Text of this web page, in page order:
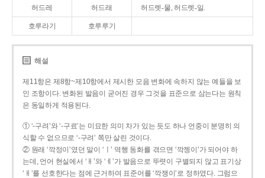
허드레 허드래 허드렛-물, 허드렛-일.
호루라기 호루루기
해설
제11항은 제8항~제10항에서 제시한 모음 변화에 속하지 않는 예들을 보
인 조항이다. 변화된 발음이 굳어진 경우 그것을 표준으로 삼는다는 원칙
은 동일하게 적용된다.
① ‘-구려’와 ‘-구료’는 미묘한 의미 차가 있는 듯도 하나 언중이 분명히 의
식할 수 없으므로 ‘-구려’ 쪽만 살린 것이다.
② 원래 ‘깍정이’였던 말이 ‘ㅣ’ 역행 동화를 겪으면 ‘깍젱이’가 되어야 하
는데, 언어 현실에서 ‘ㅐ’와 ‘ㅔ’가 발음으로 뚜렷이 구별되지 않고 표기상
‘ㅐ’를 선호한다는 점에 근거하여 표준어를 ‘깍쟁이’로 정하였다. 그럼으